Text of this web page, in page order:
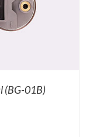
(BG-01B)